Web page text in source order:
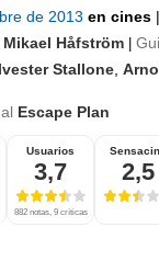
de 2013 en cines |
Mikael Håfström |
Stallone
Escape Plan
Usuarios
3,7
882 notas, 9 críticas
2,5